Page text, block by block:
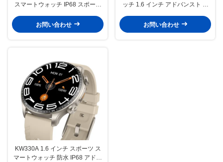
スマートウォッチ IP68 スポーツ
お問い合わせ
ッチ 1.6 インチ アドバンスト フ
お問い合わせ
KW330A 1.6 インチ スポーツ ス
マートウォッチ 防水 IP68 アドバ